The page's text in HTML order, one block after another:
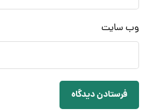
وب‌ سایت
فرستادن دیدگاه